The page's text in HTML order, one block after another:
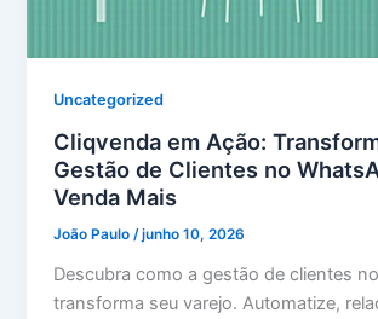
Uncategorized
Cliqvenda em Ação:
Gestão de Clientes no
Venda Mais
João Paulo /junho 10, 2026
Descubra como a gestão de clientes
transforma seu varejo. Automatize,